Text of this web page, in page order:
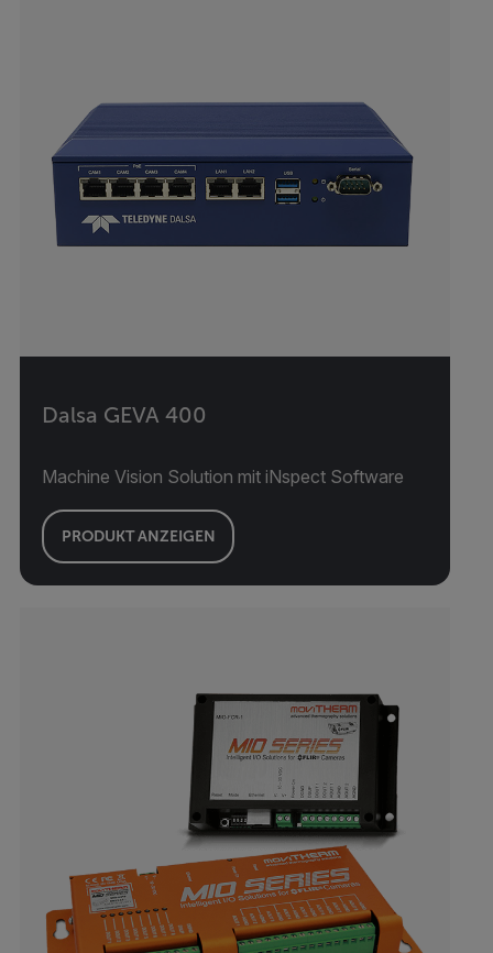
Dalsa GEVA 400
Machine Vision Solution mit iNspect Software
PRODUKT ANZEIGEN